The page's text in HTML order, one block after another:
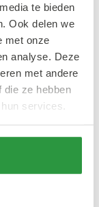
te bieden
Ook delen we
met onze
analyse. Deze
met andere
die ze hebben
services.
je in de
van de
kennis met
over
waarvan er
zijn. Het